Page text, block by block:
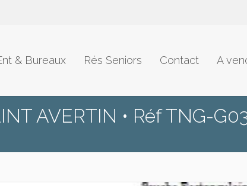
& Bureaux Rés Seniors Contact A
AVERTIN • Réf TNG-